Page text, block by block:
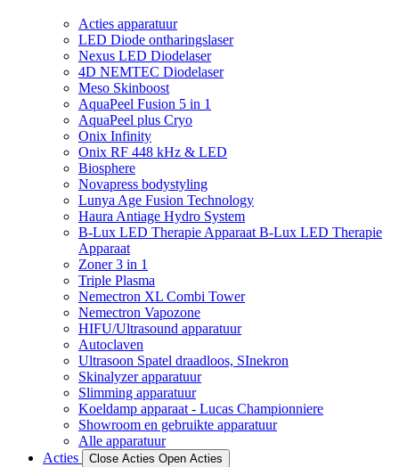
Acties apparatuur
LED Diode ontharingslaser
Nexus LED Diodelaser
4D NEMTEC Diodelaser
Meso Skinboost
AquaPeel Fusion 5 in 1
AquaPeel plus Cryo
Onix Infinity
Onix RF 448 kHz & LED
Biosphere
Novapress bodystyling
Lunya Age Fusion Technology
Haura Antiage Hydro System
B-Lux LED Therapie Apparaat B-Lux LED Therapie
Apparaat
Zoner 3 in 1
Triple Plasma
Nemectron XL Combi Tower
Nemectron Vapozone
HIFU/Ultrasound apparatuur
Autoclaven
Ultrasoon Spatel draadloos, SInekron
Skinalyzer apparatuur
Slimming apparatuur
Koeldamp apparaat - Lucas Championniere
Showroom en gebruikte apparatuur
Alle apparatuur
Acties
Close Acties Open Acties